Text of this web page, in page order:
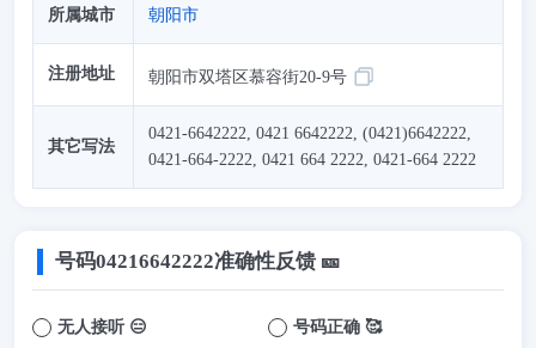
所属城市 朝阳市
注册地址 朝阳市双塔区慕容街20-9号
其它写法
0421-6642222, 0421 6642222, (0421)6642222,
0421-664-2222, 0421 664 2222, 0421-664 2222
号码04216642222准确性反馈 🎫
无人接听 😑 号码正确 🥰